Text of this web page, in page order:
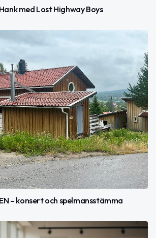
med Lost Highway Boys
– konsert och spelmansstämma